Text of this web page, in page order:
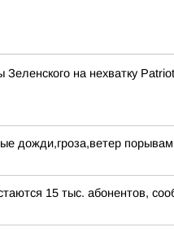
на нехватку
дожди,гроза,ветер
15 тыс. абонентов,